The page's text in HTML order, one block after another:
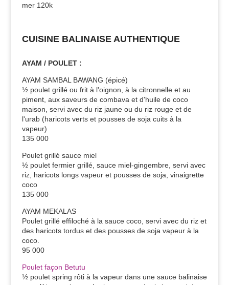
mer 120k
CUISINE BALINAISE AUTHENTIQUE
AYAM / POULET :
AYAM SAMBAL BAWANG (épicé)
½ poulet grillé ou frit à l'oignon, à la citronnelle et au
piment, aux saveurs de combava et d'huile de coco
maison, servi avec du riz jaune ou du riz rouge et de
l'urab (haricots verts et pousses de soja cuits à la
vapeur)
135 000
Poulet grillé sauce miel
½ poulet fermier grillé, sauce miel-gingembre, servi avec
riz, haricots longs vapeur et pousses de soja, vinaigrette
coco
135 000
AYAM MEKALAS
Poulet grillé effiloché à la sauce coco, servi avec du riz et
des haricots tordus et des pousses de soja vapeur à la
coco.
95 000
Poulet façon Betutu
½ poulet spring rôti à la vapeur dans une sauce balinaise